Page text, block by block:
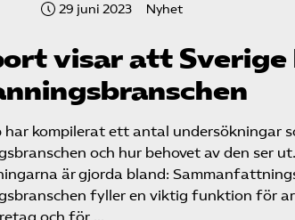
Våra
Kurser
29 juni 2023 Nyhet
visar att Sverige
har kompilerat ett antal undersökningar
och hur behovet av den ser ut.
är gjorda bland:
fyller en viktig funktion för